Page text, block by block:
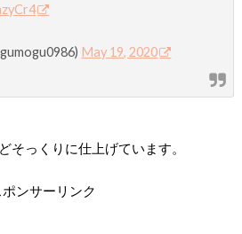
May 19, 2020
そっくりに仕上げています。
ポンサーリンク